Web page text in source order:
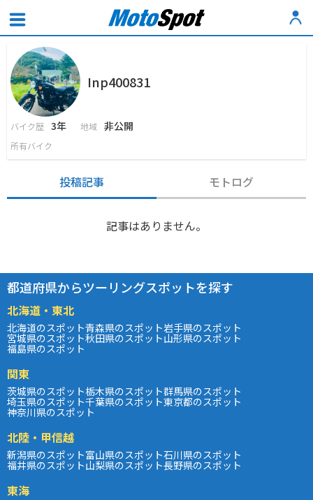
Inp400831
バイク歴 3年 地域 非公開
所有バイク
投稿記事 モトログ
記事はありません。
都道府県からツーリングスポットを探す
北海道・東北
北海道のスポット青森県のスポット岩手県のスポット
宮城県のスポット秋田県のスポット山形県のスポット
福島県のスポット
関東
茨城県のスポット栃木県のスポット群馬県のスポット
埼玉県のスポット千葉県のスポット東京都のスポット
神奈川県のスポット
北陸・甲信越
新潟県のスポット富山県のスポット石川県のスポット
福井県のスポット山梨県のスポット長野県のスポット
東海